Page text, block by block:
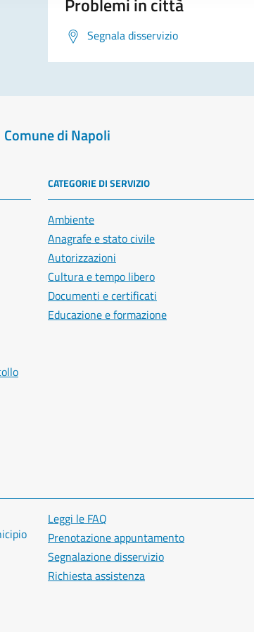
Segnala disservizio
Comune di Napoli
CATEGORIE DI SERVIZIO
Ambiente
Anagrafe e stato civile
Autorizzazioni
Cultura e tempo libero
Documenti e certificati
Educazione e formazione
Leggi le FAQ
Prenotazione appuntamento
Segnalazione disservizio
Richiesta assistenza